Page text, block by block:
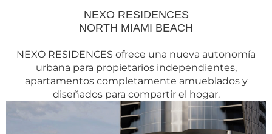
NEXO RESIDENCES
NORTH MIAMI BEACH
NEXO RESIDENCES ofrece una nueva autonomía
urbana para propietarios independientes,
apartamentos completamente amueblados y
diseñados para compartir el hogar.